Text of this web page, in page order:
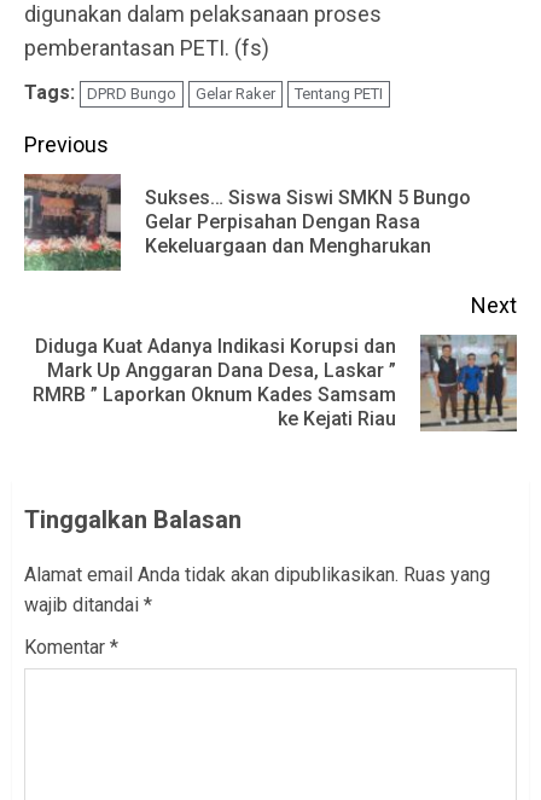
digunakan dalam pelaksanaan proses
pemberantasan PETI. (fs)
Tags: DPRD Bungo Gelar Raker Tentang PETI
Continue
Reading
Previous
Sukses… Siswa Siswi SMKN 5 Bungo
Gelar Perpisahan Dengan Rasa
Kekeluargaan dan Mengharukan
Next
Next
post:
Diduga Kuat Adanya Indikasi Korupsi dan
Mark Up Anggaran Dana Desa, Laskar ”
RMRB ” Laporkan Oknum Kades Samsam
ke Kejati Riau
Tinggalkan Balasan
Alamat email Anda tidak akan dipublikasikan. Ruas yang
wajib ditandai *
Komentar *